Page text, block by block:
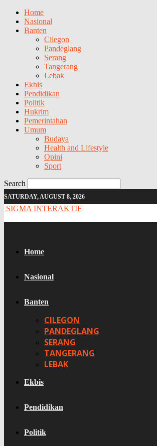
Home
Nasional
Banten
Cilegon
Pandeglang
Serang
Tangerang
Lebak
Ekbis
Pendidikan
Politik
Hukrim
Pemerintahan
Umum
Budaya
Health and Lifestyle
Opini
Sport
Search
SATURDAY, AUGUST 8, 2026
SIGMA INTERAKTIF
Home
Nasional
Banten
CILEGON
PANDEGLANG
SERANG
TANGERANG
LEBAK
Ekbis
Pendidikan
Politik